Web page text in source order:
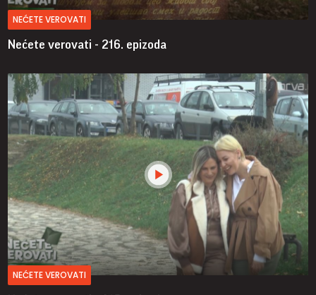
NEĆETE VEROVATI
Nećete verovati - 216. epizoda
NEĆETE VEROVATI